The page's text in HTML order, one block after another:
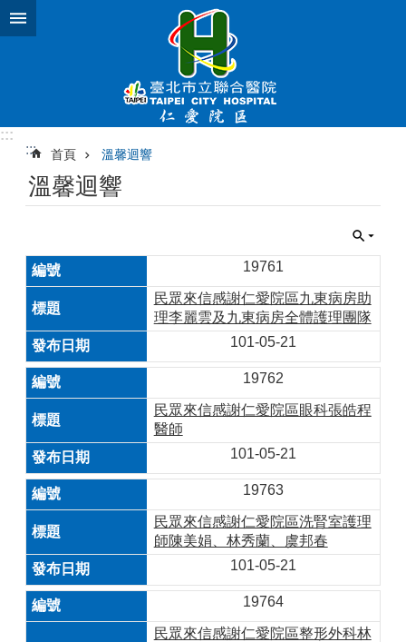
跳到主要內容區塊
:::
:::
首頁 溫馨迴響
溫馨迴響
19761
民眾來信感謝仁愛院區九東病房助
理李麗雲及九東病房全體護理團隊
101-05-21
19762
民眾來信感謝仁愛院區眼科張皓程
醫師
101-05-21
19763
民眾來信感謝仁愛院區洗腎室護理
師陳美娟、林秀蘭、虞邦春
101-05-21
19764
民眾來信感謝仁愛院區整形外科林